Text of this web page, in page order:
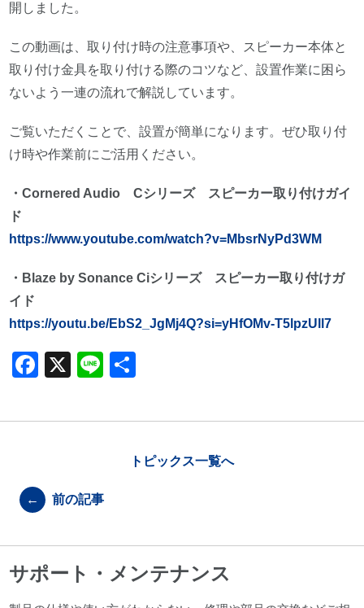
開しました。
この動画は、取り付け時の注意事項や、スピーカー本体と
取り付け金具を取り付ける際のコツなど、設置作業に困ら
ないよう一連の流れで解説しています。
ご覧いただくことで、設置が簡単になります。ぜひ取り付
け時や作業前にご活用ください。
・Cornered Audio Cシリーズ スピーカー取り付けガイ
ド
https://www.youtube.com/watch?v=MbsrNyPd3WM
・Blaze by Sonance Ciシリーズ スピーカー取り付けガ
イド
https://youtu.be/EbS2_JgMj4Q?si=yHfOMv-T5lpzUll7
F
c
o
o
k
X
Li
e
← 前の記事
トピックス一覧へ
サポート・メンテナンス